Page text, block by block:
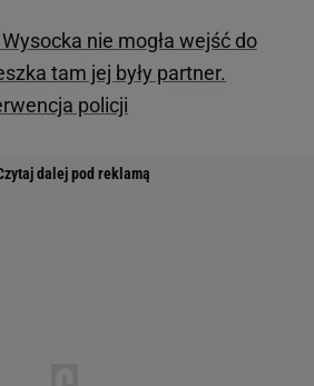
nie mogła wejść do
tam jej były partner.
policji